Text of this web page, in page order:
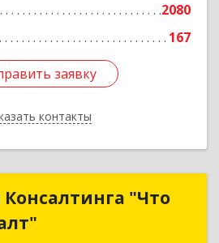
2080
167
заявку
контакты
заявку
Назад
"Что
Консалтинга "Что